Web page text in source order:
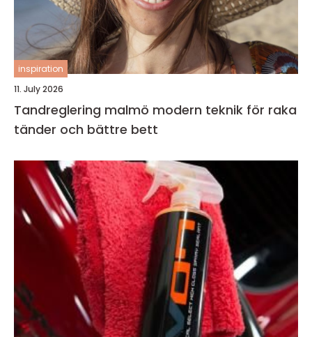
inspiration
11. July 2026
Tandreglering malmö modern teknik för raka
tänder och bättre bett